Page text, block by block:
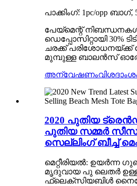
പാക്കിംഗ്: 1pc/opp ബാഗ്,
പേയ്‌മെന്റ്
ഡെപ്പോസിറ്റായി 30%
ചരക്ക് പരിശോധനയ്ക്ക്
മുമ്പുള്ള ബാലൻസ്
അന്വേഷണം
2020 പുതിയ
പുതിയ സമ്മർ
സെല്ലിംഗ് ബീച്ച്
മെറ്റീരിയൽ: ഉയർന്ന
മൃദുവായ പു ലെതർ
ഫ്ലെക്സിയബിൾ